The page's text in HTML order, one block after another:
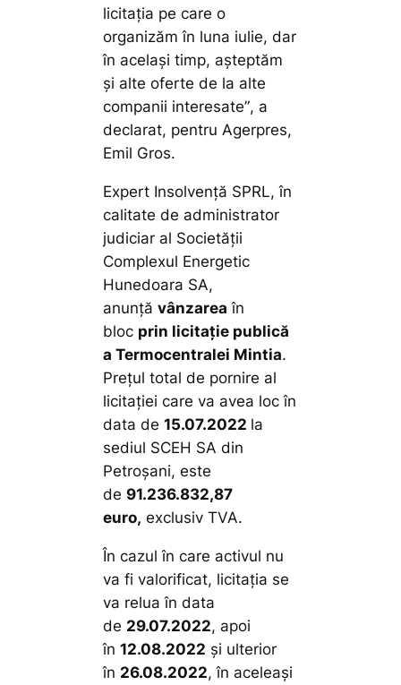
licitaţia pe care o
organizăm în luna iulie, dar
în același timp, așteptăm
și alte oferte de la alte
companii interesate”, a
declarat, pentru Agerpres,
Emil Gros.
Expert Insolvență SPRL, în
calitate de administrator
judiciar al Societății
Complexul Energetic
Hunedoara SA,
anunțăvânzarea în
bloc prin licitație publică
a Termocentralei Mintia.
Prețul total de pornire al
licitației care va avea loc în
data de15.07.2022 la
sediul SCEH SA din
Petroșani, este
de91.236.832,87
euro, exclusiv TVA.
În cazul în care activul nu
va fi valorificat, licitația se
va relua în data
de 29.07.2022, apoi
în12.08.2022 și ulterior
în 26.08.2022, în aceleași